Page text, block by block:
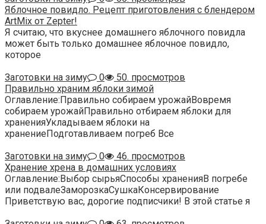
Яблочное повидло. Рецепт приготовления с блендером
ArtMix от Zepter!
Я считаю, что вкуснее домашнего яблочного повидла
может быть только домашнее яблочное повидло,
которое
Заготовки на зиму
0
50. просмотров
Правильно храним яблоки зимой
Оглавление:Правильно собираем урожайВовремя
собираем урожайПравильно отбираем яблоки для
храненияУкладываем яблоки на
хранениеПодготавливаем погреб Все
Заготовки на зиму
0
46. просмотров
Хранение хрена в домашних условиях
Оглавление:Выбор сырьяСпособы храненияВ погребе
или подвалеЗаморозкаСушкаКонсервирование
Приветствую вас, дорогие подписчики! В этой статье я